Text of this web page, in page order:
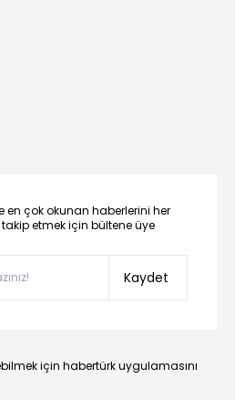
en çok okunan haberlerini her
etmek için bültene üye
Kaydet
için habertürk uygulamasını